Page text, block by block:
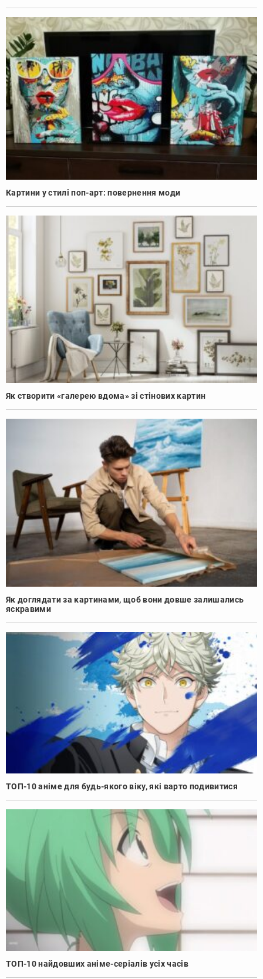
Картини у стилі поп-арт: повернення моди
Як створити «галерею вдома» зі стінових картин
Як доглядати за картинами, щоб вони довше залишались
яскравими
ТОП-10 аніме для будь-якого віку, які варто подивитися
ТОП-10 найдовших аніме-серіалів усіх часів